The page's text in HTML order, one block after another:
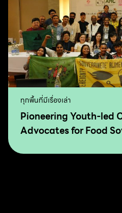
ทุกพื้นที่มีเรื่องเล่า
Pioneering Youth-led
Advocates for Food